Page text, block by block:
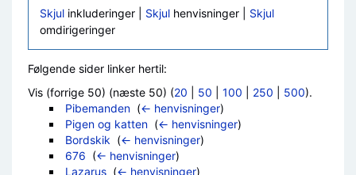
Skjul inkluderinger | Skjul henvisninger | Skjul
omdirigeringer
Følgende sider linker hertil:
Vis (forrige 50) (næste 50) (20 50 100 250 500).
Pibemanden‎ (← henvisninger)
Pigen og katten‎ (← henvisninger)
Bordskik (← henvisninger)
676 (← henvisninger)
Lazarus‎ (← henvisninger)